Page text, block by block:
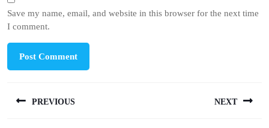
Save my name, email, and website in this browser for the next time
I comment.
navigation
PREVIOUS NEXT